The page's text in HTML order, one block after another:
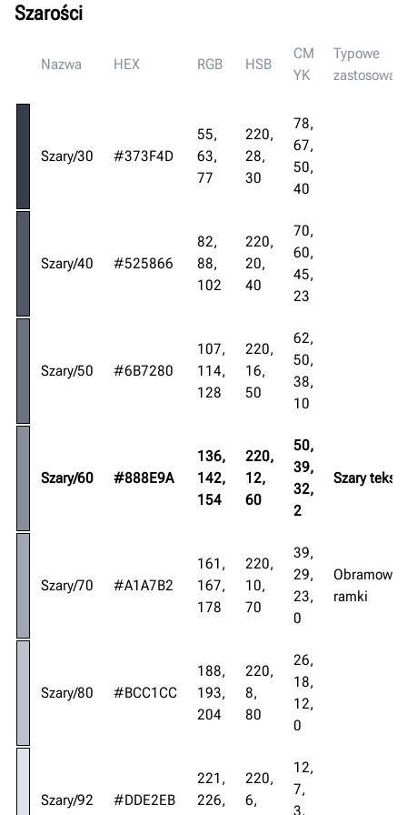
Szarości
Nazwa HEX RGB HSB
CM
YK
Typowe
Szary/30 #373F4D
55,
63,
77
220,
28,
30
78,
67,
50,
40
Szary/40 #525866
82,
88,
102
220,
20,
40
70,
60,
45,
23
Szary/50 #6B7280
107,
114,
128
220,
16,
50
62,
50,
38,
10
Szary/60 #888E9A
136,
142,
154
220,
12,
60
50,
39,
32,
2
Szary tekst
Szary/70 #A1A7B2
161,
167,
178
220,
10,
70
39,
29,
23,
0
ramki
Szary/80 #BCC1CC
188,
193,
204
220,
8,
80
26,
18,
12,
0
Szary/92 #DDE2EB
221,
226,
220,
6,
12,
7,
3,